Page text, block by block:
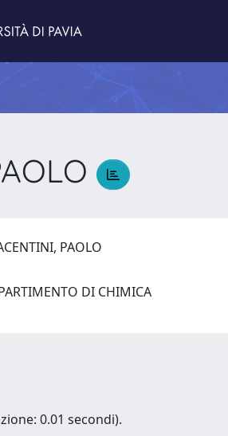
PAOLO
DI CHIMICA
0.01 secondi).